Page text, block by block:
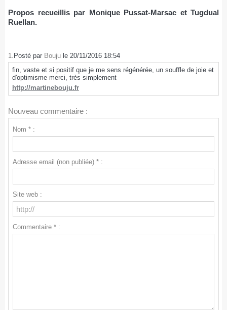
Propos recueillis par Monique Pussat-Marsac et Tugdual
Ruellan.
1. Posté par Bouju le 20/11/2016 18:54
fin, vaste et si positif que je me sens régénérée, un souffle de joie et
d'optimisme merci, très simplement
http://martinebouju.fr
Nouveau commentaire :
Nom * :
Adresse email (non publiée) * :
Site web :
Commentaire * :